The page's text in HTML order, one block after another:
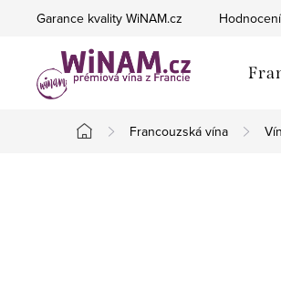
Garance kvality WiNAM.cz
Domů
Francouzská vína